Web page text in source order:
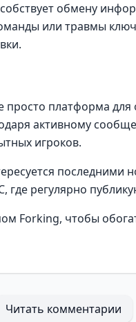
обмену
или травмы
платформа для
активному
игроков.
, где регулярно
Forking, чтобы
Читать комментарии